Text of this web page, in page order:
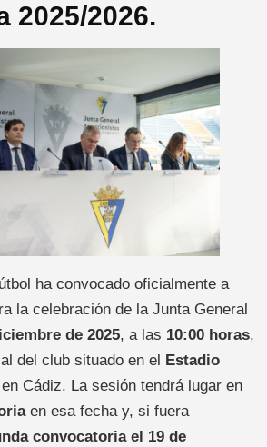
2025/2026.
ha convocado oficialmente a
la celebración de la Junta General
de 2025, a las 10:00 horas,
del club situado en el
Estadio
Cádiz. La sesión tendrá lugar en
en esa fecha y, si fuera
convocatoria el 19 de